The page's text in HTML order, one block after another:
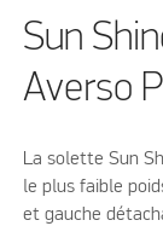
Sun
Averso
La solette Sun
le plus faible
et gauche